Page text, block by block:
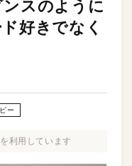
スのように
好きでなく
ー
利用しています